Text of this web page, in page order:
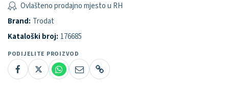
Ovlašteno prodajno mjesto u RH
Brand: Trodat
Kataloški broj: 176685
PODIJELITE PROIZVOD